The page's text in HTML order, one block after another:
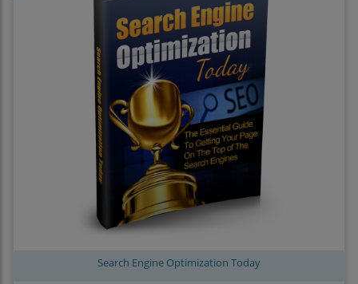
Search Engine Optimization Today